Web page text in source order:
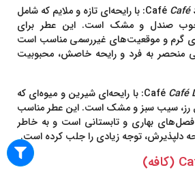
Café
: با رایحه‌ای تازه و ملایم که شامل
صندل و مشک است. این عطر برای
گرم و موقعیت‌های غیررسمی مناسب است
منحصر به فرد و رایحه خاصش، محبوبیت
Café
: با رایحه‌ای شیرین و میوه‌ای که
سیب سبز و مشک است. این عطر مناسب
فصل‌های بهاری و تابستانی است و به خاطر
دلپذیرش، توجه زیادی را جلب کرده است.